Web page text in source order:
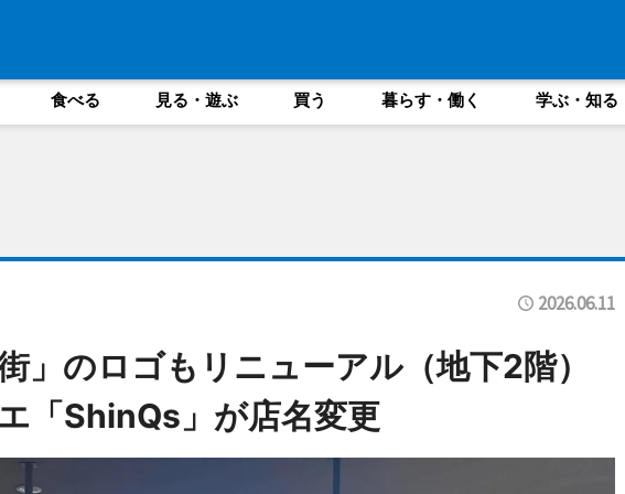
食べる 見る・遊ぶ 買う 暮らす・働く 学ぶ・知る
2026.06.11
」のロゴもリニューアル（地下2階）
「ShinQs」が店名変更